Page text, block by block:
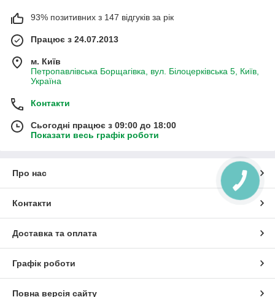
93% позитивних з 147 відгуків за рік
Працює з 24.07.2013
м. Київ
Петропавлівська Борщагівка, вул. Білоцерківська 5, Київ,
Україна
Контакти
Сьогодні працює з 09:00 до 18:00
Показати весь графік роботи
Про нас
Контакти
Доставка та оплата
Графік роботи
Повна версія сайту
КНОПКА
ЗВ'ЯЗКУ